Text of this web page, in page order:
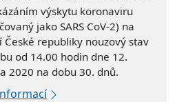
výskytu koronaviru
jako SARS CoV-2) na
České republiky nouzový stav
od 14.00 hodin dne 12.
2020 na dobu 30. dnů.